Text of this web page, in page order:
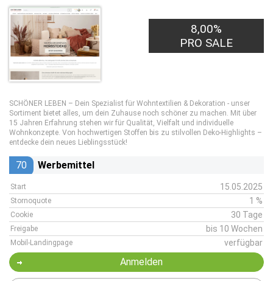
8,00%
PRO SALE
SCHÖNER LEBEN – Dein Spezialist für Wohntextilien & Dekoration - unser
Sortiment bietet alles, um dein Zuhause noch schöner zu machen. Mit über
15 Jahren Erfahrung stehen wir für Qualität, Vielfalt und individuelle
Wohnkonzepte. Von hochwertigen Stoffen bis zu stilvollen Deko-Highlights –
entdecke dein neues Lieblingsstück!
70 Werbemittel
Start 15.05.2025
Stornoquote 1 %
Cookie 30 Tage
Freigabe bis 10 Wochen
Mobil-Landingpage verfügbar
Anmelden